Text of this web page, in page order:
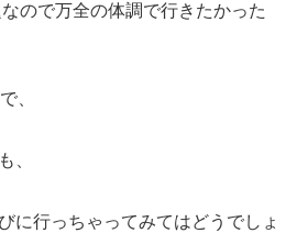
ので万全の体調で行きたかった
、
、
に行っちゃってみてはどうでしょ